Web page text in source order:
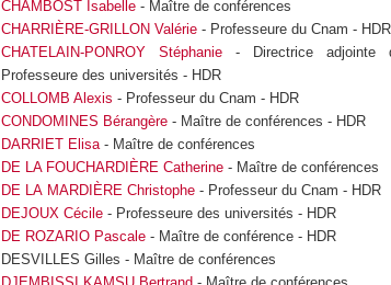
CHAMBOST Isabelle- Maître de conférences
CHARRIÈRE-GRILLON Valérie- Professeure du Cnam - HDR
CHATELAIN-PONROY Stéphanie- Directrice adjointe
Professeure des universités - HDR
COLLOMB Alexis - Professeur du Cnam - HDR
CONDOMINES Bérangère- Maître de conférences - HDR
DARRIET Elisa- Maître de conférences
DE LA FOUCHARDIÈRE Catherine- Maître de conférences
DE LA MARDIÈRE Christophe- Professeur du Cnam - HDR
DEJOUX Cécile- Professeure des universités - HDR
DE ROZARIO Pascale- Maître de conférence - HDR
DESVILLES Gilles - Maître de conférences